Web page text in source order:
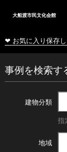
大船渡市民文化会館
❤ お気に入り保存
事例を検索す
建物分類
指
地域